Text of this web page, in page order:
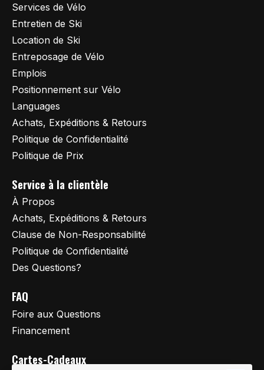
Services de Vélo
Entretien de Ski
Location de Ski
Entreposage de Vélo
Emplois
Positionnement sur Vélo
Languages
Achats, Expéditions & Retours
Politique de Confidentialité
Politique de Prix
Service à la clientèle
À Propos
Achats, Expéditions & Retours
Clause de Non-Responsabilité
Politique de Confidentialité
Des Questions?
FAQ
Foire aux Questions
Financement
Cartes-Cadeaux